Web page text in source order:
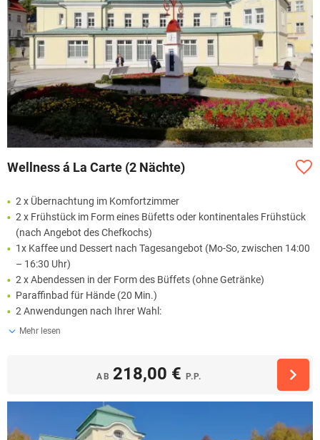
Wellness á La Carte (2 Nächte)
2 x Übernachtung im Komfortzimmer
2 x Frühstück im Form eines Büfetts oder kontinentales Frühstück
(nach Angebot des Chefkochs)
1x Kaffee und Dessert nach Tagesangebot (Mo-So, zwischen 14:00
– 16:30 Uhr)
2 x Abendessen in der Form des Büffets (ohne Getränke)
Paraffinbad für Hände (20 Min.)
2 Anwendungen nach Ihrer Wahl:
Mehr lesen
AB 218,00 € P.P.